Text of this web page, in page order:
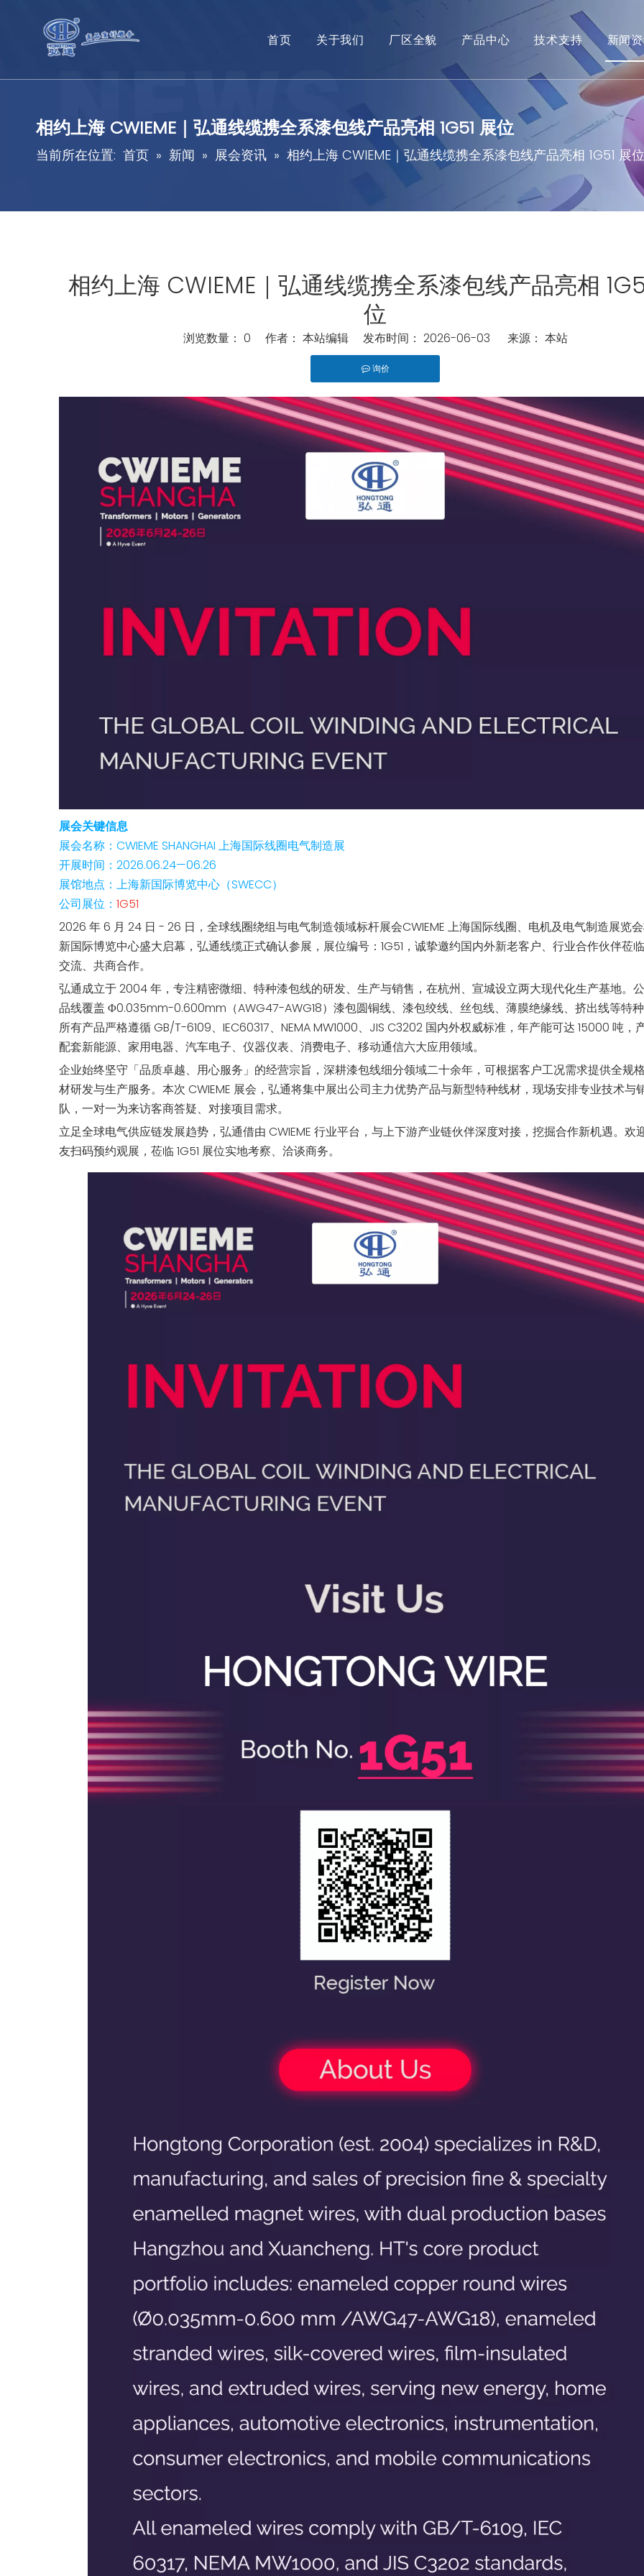
首页 关于我们 厂区全貌 产品中心 技术支持 新闻
相约上海 CWIEME｜弘通线缆携全系漆包线产品亮相 1G51 展位
当前所在位置: 首页 » 新闻 » 展会资讯 » 相约上海 CWIEME｜弘通线缆携全系漆包线产品亮相 1G51 展位
相约上海 CWIEME｜弘通线缆携全系漆包线产品亮相
位
浏览数量： 0 作者： 本站编辑 发布时间： 2026-06-03 来源： 本站
询价
["wechat","line","twitter","facebook","linkedin","pinterest","whatsapp"]
展会关键信息
展会名称：CWIEME SHANGHAI 上海国际线圈电气制造展
开展时间：2026.06.24—06.26
展馆地点：上海新国际博览中心（SWECC）
公司展位： 1G51
2026 年 6 月 24 日 - 26 日，全球线圈绕组与电气制造领域标杆展会CWIEME 上海国际线圈、电机及电气制造展览会
新国际博览中心盛大启幕，弘通线缆正式确认参展，展位编号： 1G51 ，诚挚邀约国内外新老客户、行业合作伙伴莅
交流、共商合作。
弘通成立于 2004 年，专注精密微细、特种漆包线的研发、生产与销售，在杭州、宣城设立两大现代化生产基地。
品线覆盖 Φ0.035mm-0.600mm（AWG47-AWG18）漆包圆铜线、漆包绞线、丝包线、薄膜绝缘线、挤出线等特种
所有产品严格遵循 GB/T-6109、IEC60317、NEMA MW1000、JIS C3202 国内外权威标准，年产能可达 15000 吨，
配套新能源、家用电器、汽车电子、仪器仪表、消费电子、移动通信六大应用领域。
企业始终坚守「品质卓越、用心服务」的经营宗旨，深耕漆包线细分领域二十余年，可根据客户工况需求提供全规
材研发与生产服务。本次 CWIEME 展会，弘通将集中展出公司主力优势产品与新型特种线材，现场安排专业技术与
队，一对一为来访客商答疑、对接项目需求。
立足全球电气供应链发展趋势，弘通借由 CWIEME 行业平台，与上下游产业链伙伴深度对接，挖掘合作新机遇。欢
友扫码预约观展，莅临 1G51 展位实地考察、洽谈商务。